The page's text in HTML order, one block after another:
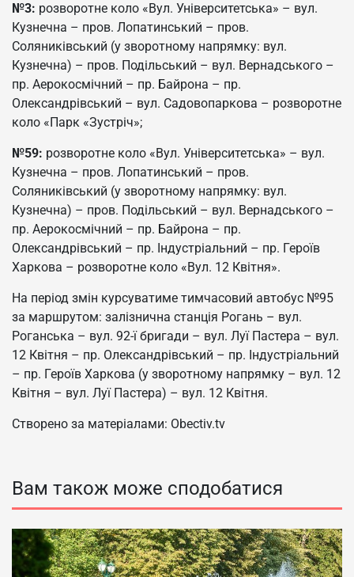
№3: розворотне коло «Вул. Університетська» – вул.
Кузнечна – пров. Лопатинський – пров.
Соляниківський (у зворотному напрямку: вул.
Кузнечна) – пров. Подільський – вул. Вернадського –
пр. Аерокосмічний – пр. Байрона – пр.
Олександрівський – вул. Садовопаркова – розворотне
коло «Парк «Зустріч»;
№59: розворотне коло «Вул. Університетська» – вул.
Кузнечна – пров. Лопатинський – пров.
Соляниківський (у зворотному напрямку: вул.
Кузнечна) – пров. Подільський – вул. Вернадського –
пр. Аерокосмічний – пр. Байрона – пр.
Олександрівський – пр. Індустріальний – пр. Героїв
Харкова – розворотне коло «Вул. 12 Квітня».
На період змін курсуватиме тимчасовий автобус №95
за маршрутом: залізнична станція Рогань – вул.
Роганська – вул. 92-ї бригади – вул. Луї Пастера – вул.
12 Квітня – пр. Олександрівський – пр. Індустріальний
– пр. Героїв Харкова (у зворотному напрямку – вул. 12
Квітня – вул. Луї Пастера) – вул. 12 Квітня.
Створено за матеріалами: Obectiv.tv
Вам також може сподобатися